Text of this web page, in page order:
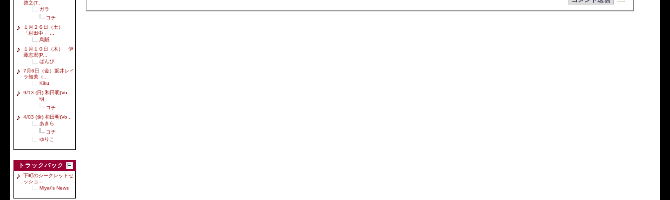
啓之(T...
ガラ
コチ
１月２６日（土）
「村田中」 ...
烏賊
１月１０日（木） 伊
藤志宏(P...
ばんび
7月6日（金）坂井レイ
ラ知美（...
Kiku
9/13 (日) 和田明(Vo...
明
コチ
4/03 (金) 和田明(Vo...
あきら
コチ
ゆりこ
トラックバック
下町のシークレットセ
ッショ...
Miya\'s News